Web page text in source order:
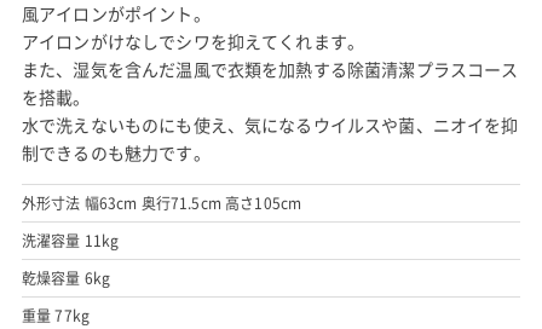
風アイロンがポイント。
アイロンがけなしでシワを抑えてくれます。
また、湿気を含んだ温風で衣類を加熱する除菌清潔プラスコース
を搭載。
水で洗えないものにも使え、気になるウイルスや菌、ニオイを抑
制できるのも魅力です。
外形寸法 幅63cm 奥行71.5cm 高さ105cm
洗濯容量 11kg
乾燥容量 6kg
重量 77kg